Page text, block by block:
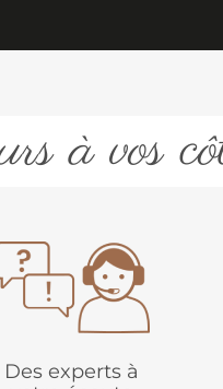
à vos
Des experts à